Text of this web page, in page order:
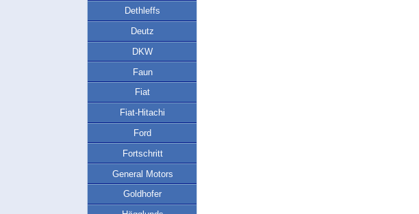
Dethleffs
Deutz
DKW
Faun
Fiat
Fiat-Hitachi
Ford
Fortschritt
General Motors
Goldhofer